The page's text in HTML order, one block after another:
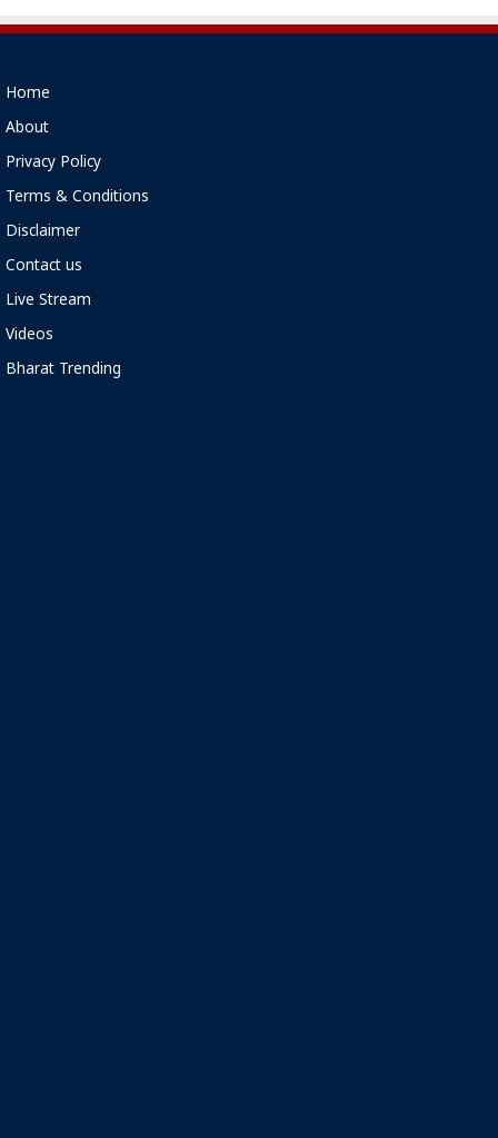
Home
About
Privacy Policy
Terms & Conditions
Disclaimer
Contact us
Live Stream
Videos
Bharat Trending